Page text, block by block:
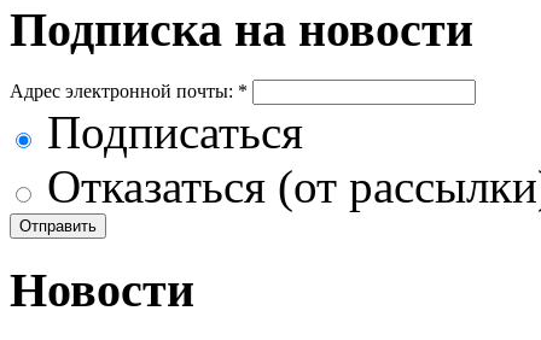
Подписка на новости
Адрес электронной почты: *
Подписаться
Отказаться (от
Новости